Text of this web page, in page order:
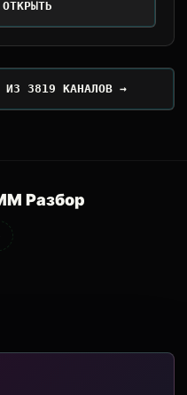
ОТКРЫТЬ
ИЗ 3819 КАНАЛОВ →
Разбор